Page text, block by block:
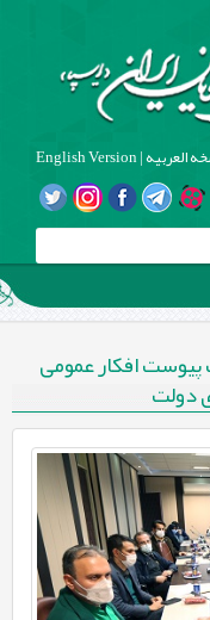
العربیه|
English Version
افکار عمومی
دولت